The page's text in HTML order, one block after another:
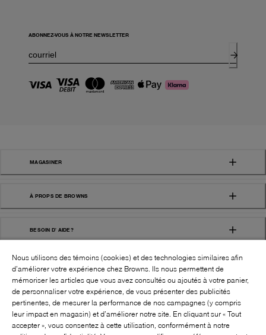
ABONNEZ-VOUS À NOTRE NEWSLETTER
MAGASINER
À PROPS DE BROWNS
BESOIN D' AIDE?
SUIVEZ-NOUS!:
Nous utilisons des témoins (cookies) et des technologies similaires afin
d’améliorer votre expérience chez Browns. Ils nous permettent de
mémoriser les articles que vous avez consultés ou ajoutés à votre panier,
de personnaliser votre expérience, de vous présenter des publicités
pertinentes, de mesurer la performance de nos campagnes (y compris
leur impact en magasin) et d’améliorer notre site. En cliquant sur « Tout
accepter », vous consentez à cette utilisation, conformément à notre